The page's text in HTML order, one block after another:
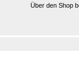
Über den Shop